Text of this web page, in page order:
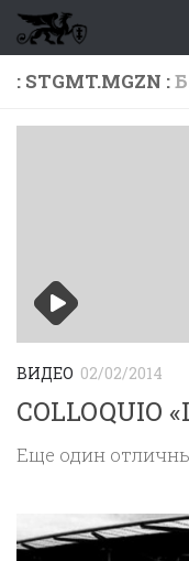
Перейти к
: STGMT.MGZN :
ВИДЕО 02/02/2014
COLLOQUIO
Еще один